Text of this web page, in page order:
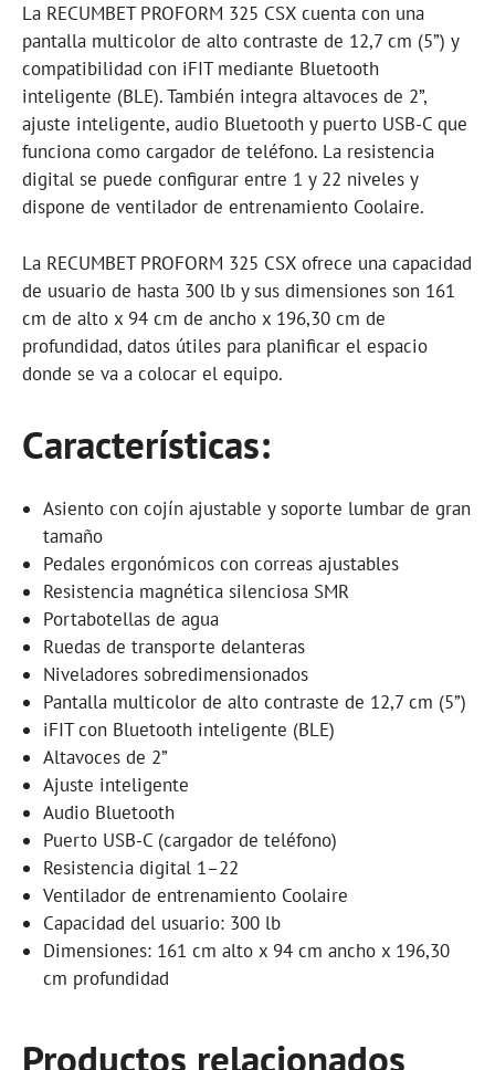
La RECUMBET PROFORM 325 CSX cuenta con una
pantalla multicolor de alto contraste de 12,7 cm (5”) y
compatibilidad con iFIT mediante Bluetooth
inteligente (BLE). También integra altavoces de 2”,
ajuste inteligente, audio Bluetooth y puerto USB-C que
funciona como cargador de teléfono. La resistencia
digital se puede configurar entre 1 y 22 niveles y
dispone de ventilador de entrenamiento Coolaire.
La RECUMBET PROFORM 325 CSX ofrece una capacidad
de usuario de hasta 300 lb y sus dimensiones son 161
cm de alto x 94 cm de ancho x 196,30 cm de
profundidad, datos útiles para planificar el espacio
donde se va a colocar el equipo.
Características:
Asiento con cojín ajustable y soporte lumbar de gran
tamaño
Pedales ergonómicos con correas ajustables
Resistencia magnética silenciosa SMR
Portabotellas de agua
Ruedas de transporte delanteras
Niveladores sobredimensionados
Pantalla multicolor de alto contraste de 12,7 cm (5”)
iFIT con Bluetooth inteligente (BLE)
Altavoces de 2”
Ajuste inteligente
Audio Bluetooth
Puerto USB-C (cargador de teléfono)
Resistencia digital 1–22
Ventilador de entrenamiento Coolaire
Capacidad del usuario: 300 lb
Dimensiones: 161 cm alto x 94 cm ancho x 196,30
cm profundidad
Productos relacionados